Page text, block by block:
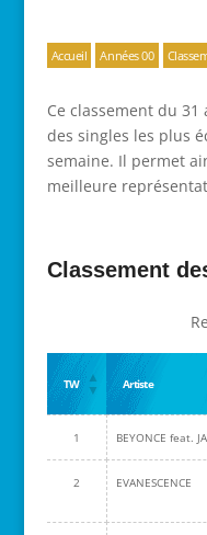
Accueil Années 00
Ce classement du 31
des singles les plus
semaine. Il permet
meilleure
Classement
TW Artiste
1 BEYONCE feat.
2 EVANESCENCE